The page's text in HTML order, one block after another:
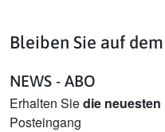
Bleiben Sie auf
NEWS - ABO
Erhalten Siedie
Posteingang